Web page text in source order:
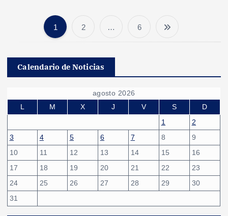
a
g
i
n
a
c
1 2 … 6
Calendario de Noticias
agosto 2026
L
M X J V S
D
1
2
3
4 5 6 7 8
9
10
11 12 13 14 15
16
17
18 19 20 21 22
23
24
25 26 27 28 29
30
31